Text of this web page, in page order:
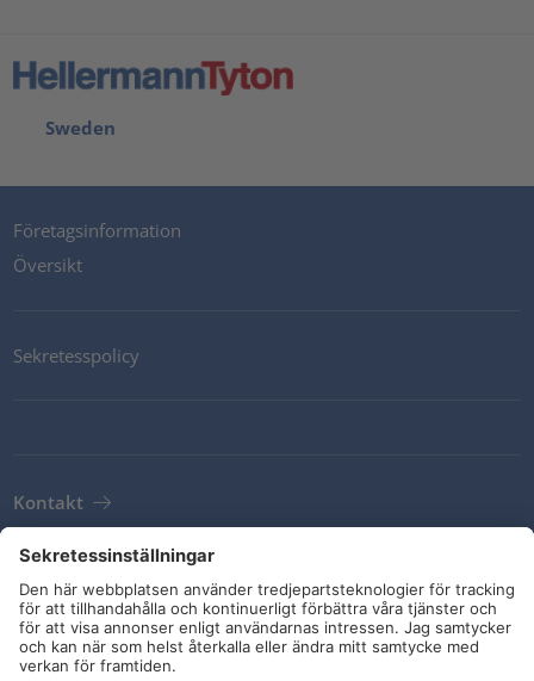
Sweden
Företagsinformation
Översikt
Sekretesspolicy
Kontakt
Leveransvillkor
Riktlinjer och åtaganden